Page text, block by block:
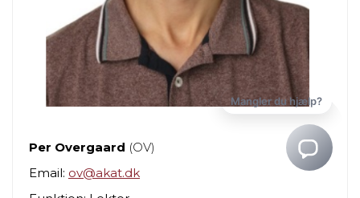
Per Overgaard (OV)
Email: ov@akat.dk